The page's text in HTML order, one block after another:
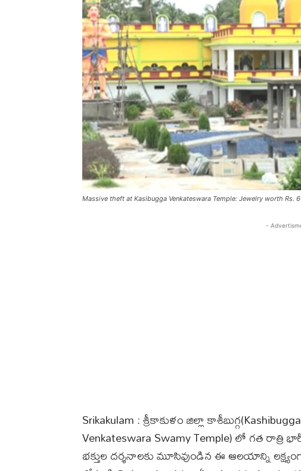
Massive theft at Kasibugga Venkateswara Temple: Jewelry worth Rs.
-
Srikakulam : శ్రీకాకుళం జిల్లా
Venkateswara Swamy Temple) లో గత
భక్తుల దర్శనాలకు మూసివుండిన ఈ ఆలయాన్ని